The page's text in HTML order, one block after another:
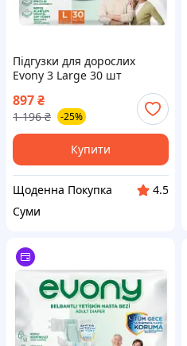
Підгузки для дорослих
Evony 3 Large 30 шт
897₴
1 196 ₴ -25%
Купити
Щоденна Покупка
4.5
Суми